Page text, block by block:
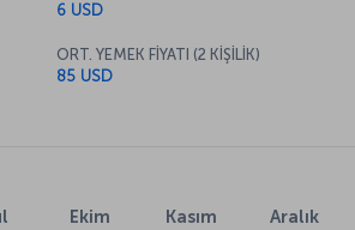
6 USD
ORT. YEMEK FİYATI (2 KİŞİLİK)
85 USD
Ekim Kasım Aralık